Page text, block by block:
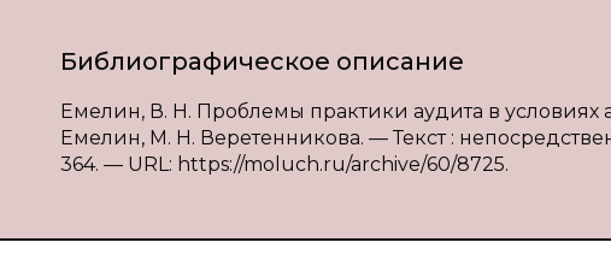
Библиографическое описание
Емелин, В. Н. Проблемы практики аудита в условиях
Емелин, М. Н. Веретенникова. — Текст :
364. — URL: https://moluch.ru/archive/60/8725.